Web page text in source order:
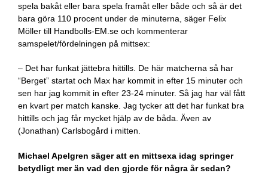
spela bakåt eller bara spela framåt eller både och så är det
bara göra 110 procent under de minuterna, säger Felix
Möller till Handbolls-EM.se och kommenterar
samspelet/fördelningen på mittsex:
– Det har funkat jättebra hittills. De här matcherna så har
“Berget” startat och Max har kommit in efter 15 minuter och
sen har jag kommit in efter 23-24 minuter. Så jag har väl fått
en kvart per match kanske. Jag tycker att det har funkat bra
hittills och jag får mycket hjälp av de båda. Även av
(Jonathan) Carlsbogård i mitten.
Michael Apelgren säger att en mittsexa idag springer
betydligt mer än vad den gjorde för några år sedan?